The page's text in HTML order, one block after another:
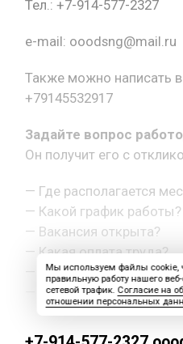
Тел.: +7-914-577-2327
e-mail: ooodsng@mail.ru
Также можно написать
+79145532917
Задайте вопрос
Он получит его с
— Где располагается
— Какой график работы?
— Вакансия открыта?
— Какая оплата труда?
— Как с вами связаться?
— Другой вопрос.
Мы используем файлы cookie,
правильную работу нашего
сетевой трафик. Согласие на
отношении персональных